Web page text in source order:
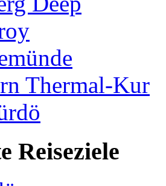
Thermal-Kur
Reiseziele